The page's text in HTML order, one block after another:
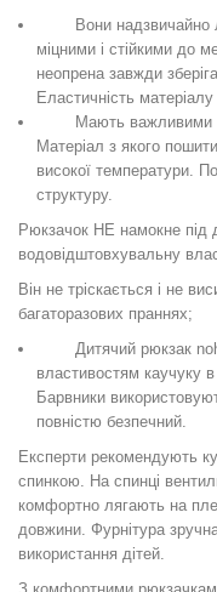
Вони надзвичайно
міцними і стійкими до
неопрена завжди
Еластичність
Мають важливими
Матеріал з якого
високої температури.
структуру.
Рюкзачок НЕ намокне
водовідштовхувальну
Він не тріскається і не
багаторазових праннях;
Дитячий рюкзак
властивостям каучуку
Барвники
повністю безпечний.
Експерти рекомендують
спинкою. На спинці
комфортно лягають на
довжини. Фурнітура
використання дітей.